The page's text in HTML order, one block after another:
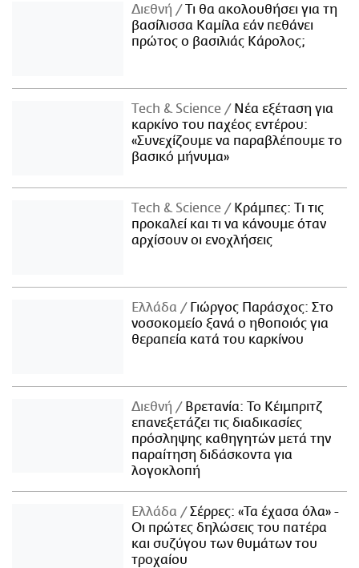
Διεθνή
Τι θα ακολουθήσει για τη
βασίλισσα Καμίλα εάν πεθάνει
πρώτος ο βασιλιάς Κάρολος;
Τech & Science
Νέα εξέταση για
καρκίνο του παχέος εντέρου:
«Συνεχίζουμε να παραβλέπουμε το
βασικό μήνυμα»
Τech & Science
Κράμπες: Τι τις
προκαλεί και τι να κάνουμε όταν
αρχίσουν οι ενοχλήσεις
Ελλάδα
Γιώργος Παράσχος: Στο
νοσοκομείο ξανά ο ηθοποιός για
θεραπεία κατά του καρκίνου
Διεθνή
Βρετανία: Το Κέιμπριτζ
επανεξετάζει τις διαδικασίες
πρόσληψης καθηγητών μετά την
παραίτηση διδάσκοντα για
λογοκλοπή
Ελλάδα
Σέρρες: «Τα έχασα όλα» -
Οι πρώτες δηλώσεις του πατέρα
και συζύγου των θυμάτων του
τροχαίου